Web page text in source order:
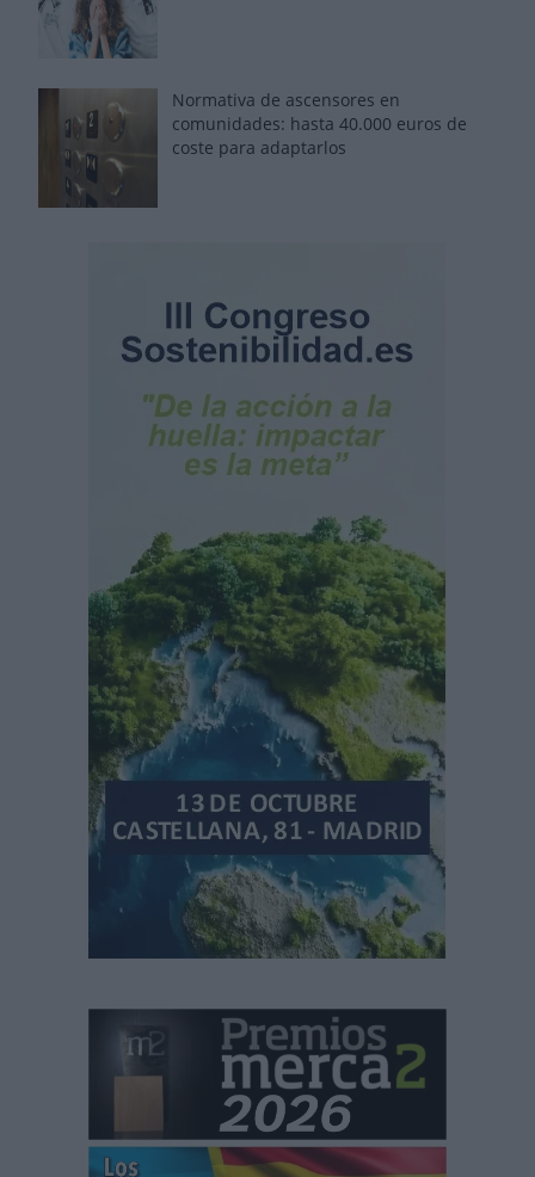
Normativa de ascensores en
comunidades: hasta 40.000 euros de
coste para adaptarlos